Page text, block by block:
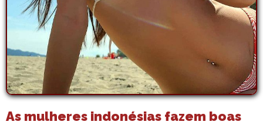
As mulheres indonésias fazem boas